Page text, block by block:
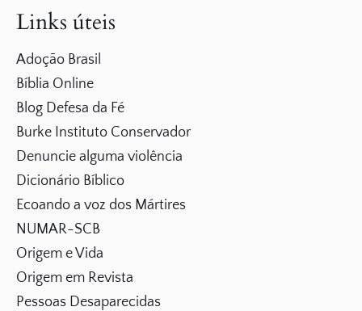
Links úteis
Adoção Brasil
Bíblia Online
Blog Defesa da Fé
Burke Instituto Conservador
Denuncie alguma violência
Dicionário Bíblico
Ecoando a voz dos Mártires
NUMAR-SCB
Origem e Vida
Origem em Revista
Pessoas Desaparecidas